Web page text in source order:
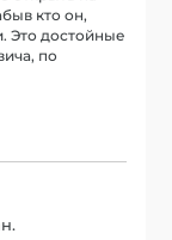
кто он,
Это достойные
по